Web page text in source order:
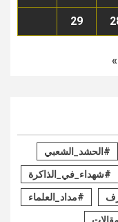
29
#الحشد_الشعبي
#شهداء_في_الذاكرة
#مداد_العلماء